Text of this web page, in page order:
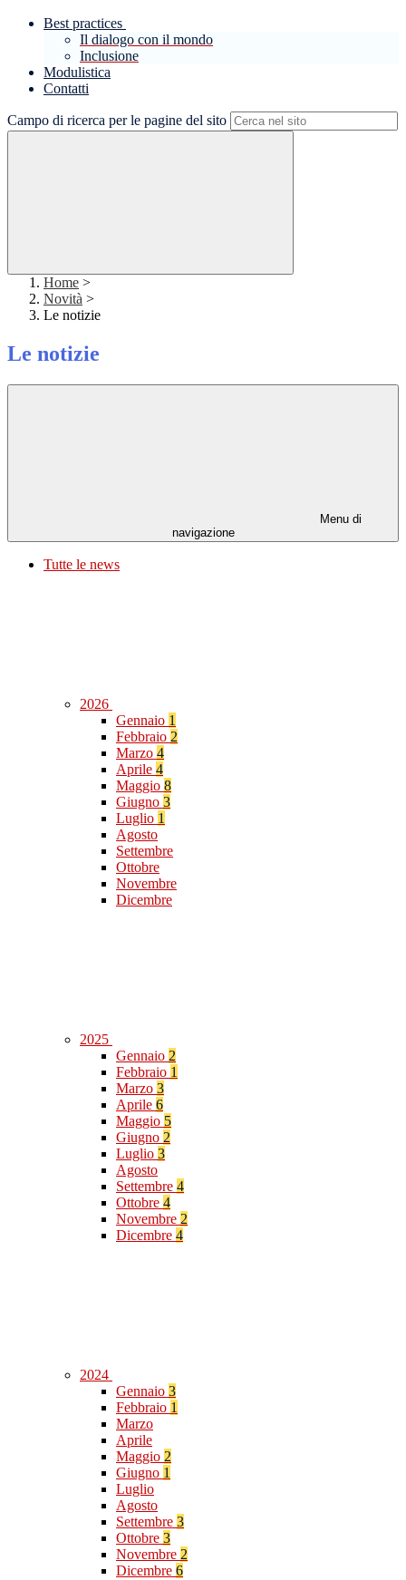
Best practices
Il dialogo con il mondo
Inclusione
Modulistica
Contatti
Campo di ricerca per le pagine del sito
Home >
Novità >
Le notizie
Le notizie
Menu di
navigazione
Tutte le news
2026
Gennaio 1
Febbraio 2
Marzo 4
Aprile 4
Maggio 8
Giugno 3
Luglio 1
Agosto
Settembre
Ottobre
Novembre
Dicembre
2025
Gennaio 2
Febbraio 1
Marzo 3
Aprile 6
Maggio 5
Giugno 2
Luglio 3
Agosto
Settembre 4
Ottobre 4
Novembre 2
Dicembre 4
2024
Gennaio 3
Febbraio 1
Marzo
Aprile
Maggio 2
Giugno 1
Luglio
Agosto
Settembre 3
Ottobre 3
Novembre 2
Dicembre 6